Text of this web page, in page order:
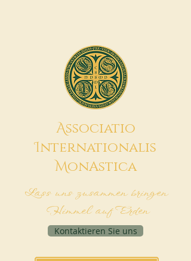
Associatio
Internationalis
MonAstica
Lass uns zusammen bringen
Himmel auf Erden
Kontaktieren Sie uns